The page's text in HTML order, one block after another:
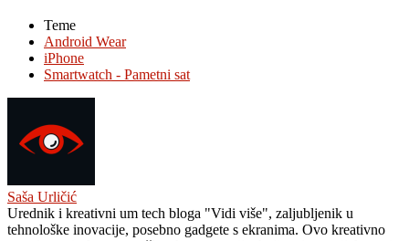
Teme
Android Wear
iPhone
Smartwatch - Pametni sat
Saša Urličić
Urednik i kreativni um tech bloga "Vidi više", zaljubljenik u
tehnološke inovacije, posebno gadgete s ekranima. Ovo kreativno